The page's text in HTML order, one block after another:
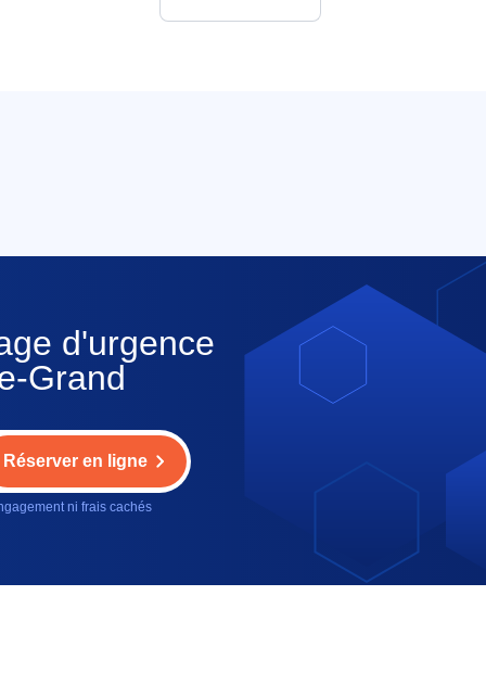
d'urgence
Grand
Réserver en ligne
ni frais cachés